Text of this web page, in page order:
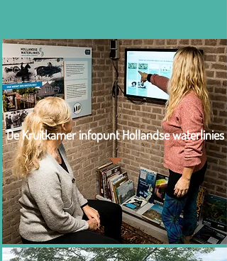
De Kruitkamer infopunt Hollandse waterlinies